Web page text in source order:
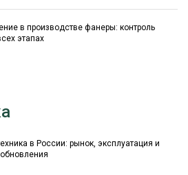
в производстве фанеры: контроль
этапах
в России: рынок, эксплуатация и